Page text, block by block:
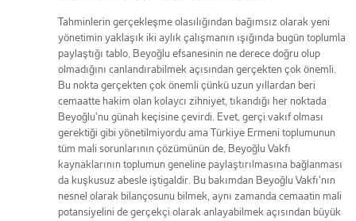
Tahminlerin gerçekleşme olasılığından bağımsız olarak yeni
yönetimin yaklaşık iki aylık çalışmanın ışığında bugün toplumla
paylaştığı tablo, Beyoğlu efsanesinin ne derece doğru olup
olmadığını canlandırabilmek açısından gerçekten çok önemli.
Bu nokta gerçekten çok önemli çünkü uzun yıllardan beri
cemaatte hakim olan kolaycı zihniyet, tıkandığı her noktada
Beyoğlu'nu günah keçisine çevirdi. Evet, gerçi vakıf olması
gerektiği gibi yönetilmiyordu ama Türkiye Ermeni toplumunun
tüm mali sorunlarının çözümünün de, Beyoğlu Vakfı
kaynaklarının toplumun geneline paylaştırılmasına bağlanması
da kuşkusuz abesle iştigaldir. Bu bakımdan Beyoğlu Vakfı'nın
nesnel olarak bilançosunu bilmek, aynı zamanda cemaatin mali
potansiyelini de gerçekçi olarak anlayabilmek açısından büyük